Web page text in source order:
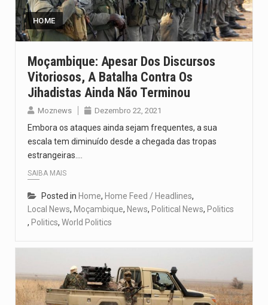
HOME
Moçambique: Apesar Dos Discursos
Vitoriosos, A Batalha Contra Os
Jihadistas Ainda Não Terminou
Moznews Dezembro 22, 2021
Embora os ataques ainda sejam frequentes, a sua
escala tem diminuído desde a chegada das tropas
estrangeiras.…
SAIBA MAIS
Posted in Home, Home Feed / Headlines,
Local News, Moçambique, News, Political News, Politics
, Politics, World Politics